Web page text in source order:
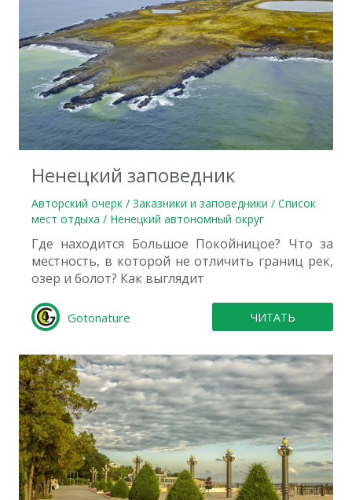
Ненецкий заповедник
Авторский очерк / Заказники и заповедники / Список
мест отдыха / Ненецкий автономный округ
Где находится Большое Покойницое? Что за
местность, в которой не отличить границ рек,
озер и болот? Как выглядит
Gotonature ЧИТАТЬ